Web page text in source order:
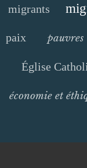
migrants
paix pauvres
Église
économie et